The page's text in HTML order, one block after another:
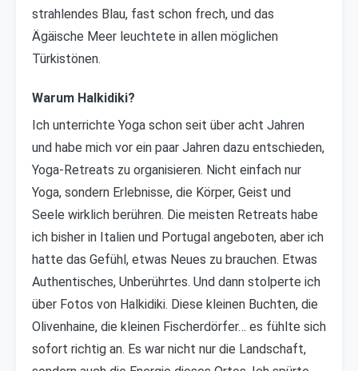
strahlendes Blau, fast schon frech, und das
Ägäische Meer leuchtete in allen möglichen
Türkistönen.
Warum Halkidiki?
Ich unterrichte Yoga schon seit über acht Jahren
und habe mich vor ein paar Jahren dazu entschieden,
Yoga-Retreats zu organisieren. Nicht einfach nur
Yoga, sondern Erlebnisse, die Körper, Geist und
Seele wirklich berühren. Die meisten Retreats habe
ich bisher in Italien und Portugal angeboten, aber ich
hatte das Gefühl, etwas Neues zu brauchen. Etwas
Authentisches, Unberührtes. Und dann stolperte ich
über Fotos von Halkidiki. Diese kleinen Buchten, die
Olivenhaine, die kleinen Fischerdörfer… es fühlte sich
sofort richtig an. Es war nicht nur die Landschaft,